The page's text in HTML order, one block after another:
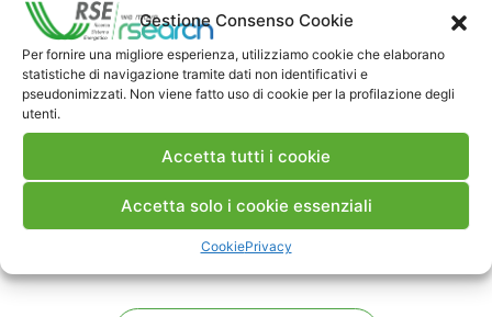
Gestione Consenso Cookie
Per fornire una migliore esperienza, utilizziamo cookie che elaborano
statistiche di navigazione tramite dati non identificativi e
pseudonimizzati. Non viene fatto uso di cookie per la profilazione degli
utenti.
Accetta tutti i cookie
Accetta solo i cookie essenziali
CookiePrivacy
caratteristiche del modello meteorologico
MEPHYSTO e i dati estratti che saranno utilizzati
per valutare il grado di affidabilità di previsioni di
capacità delle linee.
Scarica Rapporto
Commenti